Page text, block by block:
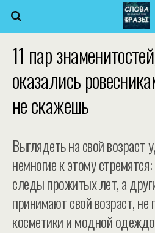
11 пар
оказались
не скажешь
Выглядеть на свой возраст
немногие к этому
следы прожитых лет, а
принимают свой возраст, не
косметики и модной